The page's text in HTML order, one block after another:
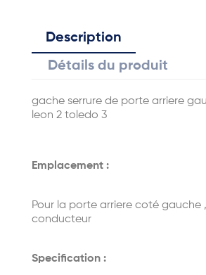
Description
Détails du produit
gache serrure de porte arriere
leon 2 toledo 3
Emplacement :
Pour la porte arriere coté gauche
conducteur
Specification :